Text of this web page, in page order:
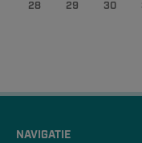
28
29 30
NAVIGATIE